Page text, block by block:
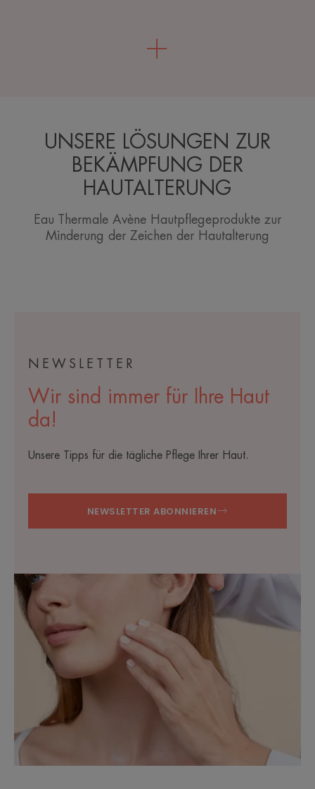
UNSERE LÖSUNGEN ZUR
BEKÄMPFUNG DER
HAUTALTERUNG
Eau Thermale Avène Hautpflegeprodukte zur
Minderung der Zeichen der Hautalterung
NEWSLETTER
Wir sind immer für Ihre Haut
da!
Unsere Tipps für die tägliche Pflege Ihrer Haut.
NEWSLETTER ABONNIEREN